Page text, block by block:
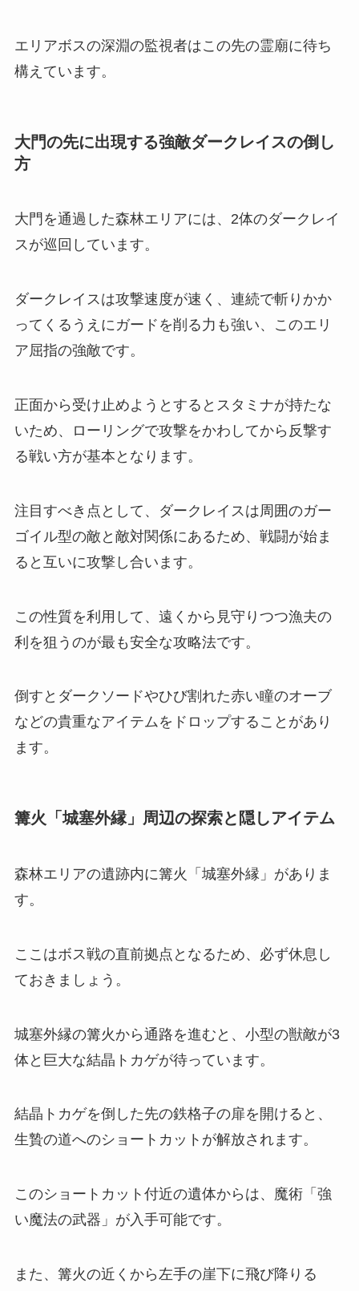
エリアボスの深淵の監視者はこの先の霊廟に待ち
構えています。
大門の先に出現する強敵ダークレイスの倒し
方
大門を通過した森林エリアには、2体のダークレイ
スが巡回しています。
ダークレイスは攻撃速度が速く、連続で斬りかか
ってくるうえにガードを削る力も強い、このエリ
ア屈指の強敵です。
正面から受け止めようとするとスタミナが持たな
いため、ローリングで攻撃をかわしてから反撃す
る戦い方が基本となります。
注目すべき点として、ダークレイスは周囲のガー
ゴイル型の敵と敵対関係にあるため、戦闘が始ま
ると互いに攻撃し合います。
この性質を利用して、遠くから見守りつつ漁夫の
利を狙うのが最も安全な攻略法です。
倒すとダークソードやひび割れた赤い瞳のオーブ
などの貴重なアイテムをドロップすることがあり
ます。
篝火「城塞外縁」周辺の探索と隠しアイテム
森林エリアの遺跡内に篝火「城塞外縁」がありま
す。
ここはボス戦の直前拠点となるため、必ず休息し
ておきましょう。
城塞外縁の篝火から通路を進むと、小型の獣敵が3
体と巨大な結晶トカゲが待っています。
結晶トカゲを倒した先の鉄格子の扉を開けると、
生贄の道へのショートカットが解放されます。
このショートカット付近の遺体からは、魔術「強
い魔法の武器」が入手可能です。
また、篝火の近くから左手の崖下に飛び降りる